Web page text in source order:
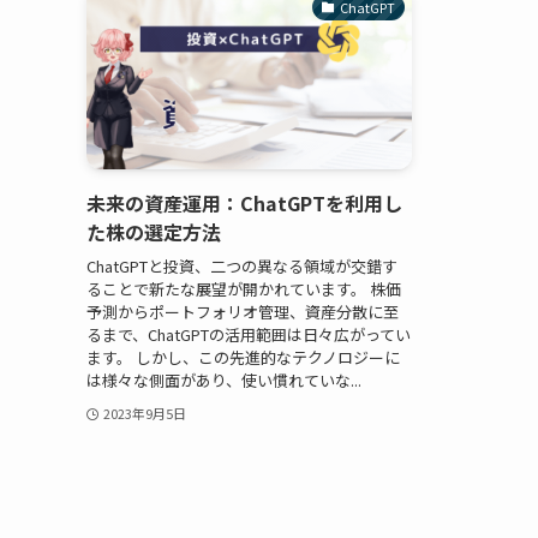
ChatGPT
未来の資産運用：ChatGPTを利用し
た株の選定方法
ChatGPTと投資、二つの異なる領域が交錯す
ることで新たな展望が開かれています。 株価
予測からポートフォリオ管理、資産分散に至
るまで、ChatGPTの活用範囲は日々広がってい
ます。 しかし、この先進的なテクノロジーに
は様々な側面があり、使い慣れていな...
2023年9月5日